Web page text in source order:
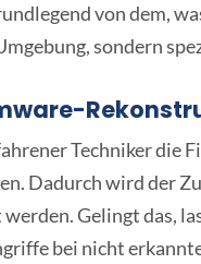
von dem,
sondern
Techniker
Dadurch wird der
Gelingt das,
bei nicht